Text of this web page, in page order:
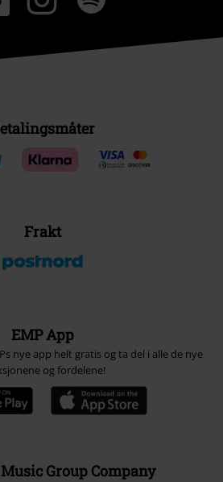
Frakt
EMP App
nye app helt gratis og ta del i alle de nye
og fordelene!
Group Company